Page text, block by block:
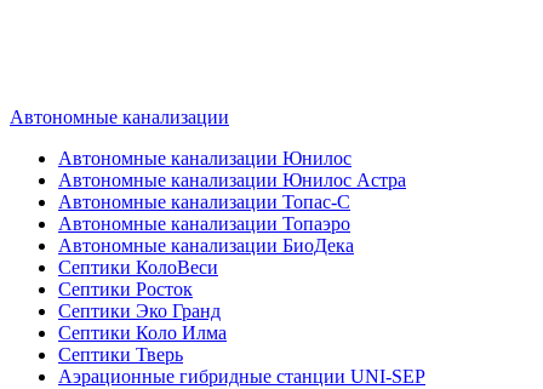
Автономные канализации
Автономные канализации Юнилос
Автономные канализации Юнилос Астра
Автономные канализации Топас-С
Автономные канализации Топаэро
Автономные канализации БиоДека
Септики КолоВеси
Септики Росток
Септики Эко Гранд
Септики Коло Илма
Септики Тверь
Аэрационные гибридные станции UNI-SEP